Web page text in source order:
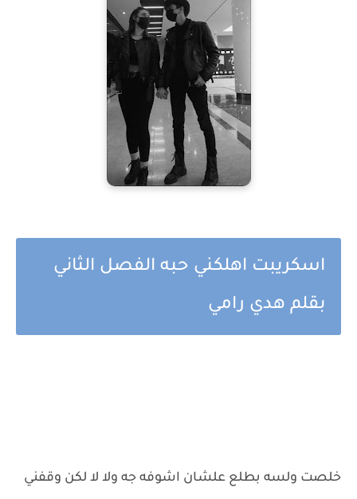
اسكريبت اهلكني حبه الفصل الثاني
بقلم هدي رامي
خلصت ولسه بطلع علشان اشوفه جه ولا لا لكن وقفني